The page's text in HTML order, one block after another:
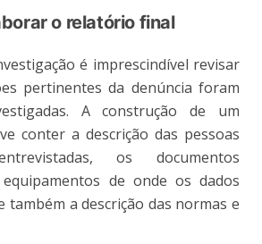
o relatório final
é imprescindível revisar
pertinentes da denúncia foram
A construção de um
conter a descrição das pessoas
os documentos
de onde os dados
também a descrição das normas e